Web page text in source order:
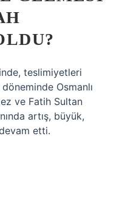
teslimiyetleri
Osmanlı
ve Fatih Sultan
artış, büyük,
etti.